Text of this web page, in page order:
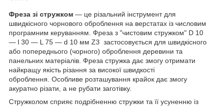
Фреза зі стружком — це різальний інструмент для
швидкісного чорнового оброблення на верстатах із числовим
програмним керуванням. Фреза з "чистовим стружком" D 10
— l 30 — L 75 — d 10 мм Z3 застосовується для швидкісного
або попереднього (чорного) оброблення деревини та
панельних матеріалів. Фреза стружка дає змогу отримати
найкращу якість різання за високої швидкості
оброблення. Особливе розташування крайок дає змогу
акуратно різати, а не рубати заготівку.
Стружколом сприяє подрібненню стружки та її усуненню із